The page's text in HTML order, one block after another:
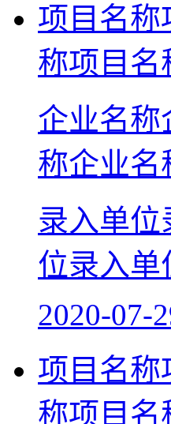
项目名称
称项目名
企业名称
称企业名
录入单
位录入单
2020-07-
项目名称
称项目名